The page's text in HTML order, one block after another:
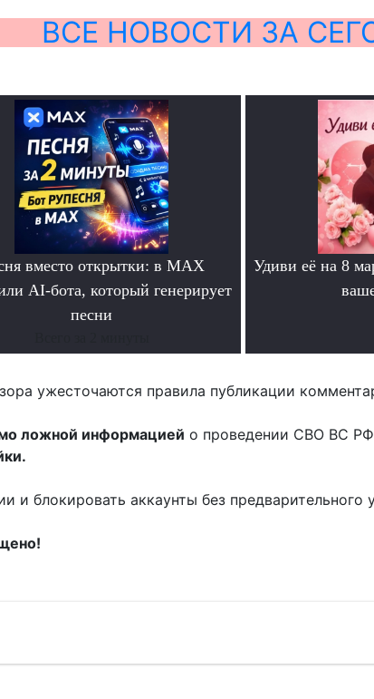
ВСЕ НОВОСТИ ЗА
вместо открытки: в MAX
AI-бота, который генерирует
песни
Удиви её на 8
ужесточаются правила публикации
ложной информацией о проведении СВО ВС
и блокировать аккаунты без предварительного